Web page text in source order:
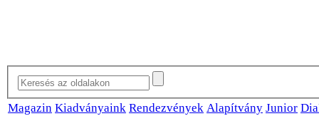
Magazin Kiadványaink Rendezvények Alapítvány Junior